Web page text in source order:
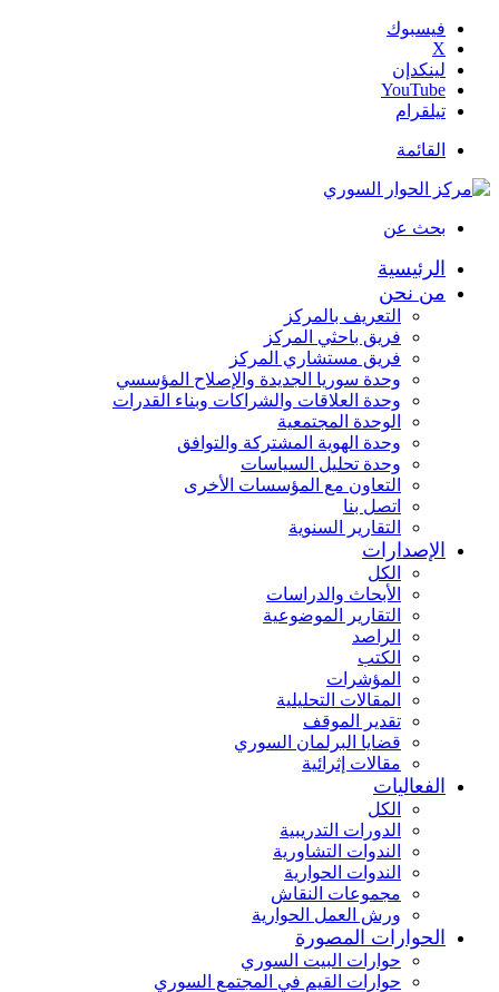
فيسبوك
‫X
لينكدإن
‫YouTube
تيلقرام
القائمة
بحث عن
الرئيسية
من نحن
التعريف بالمركز
فريق باحثي المركز
فريق مستشاري المركز
وحدة سوريا الجديدة والإصلاح المؤسسي
وحدة العلاقات والشراكات وبناء القدرات
الوحدة المجتمعية
وحدة الهوية المشتركة والتوافق
وحدة تحليل السياسات
التعاون مع المؤسسات الأخرى
اتصل بنا
التقارير السنوية
الإصدارات
الكل
الأبحاث والدراسات
التقارير الموضوعية
الراصد
الكتب
المؤشرات
المقالات التحليلية
تقدير الموقف
قضايا البرلمان السوري
مقالات إثرائية
الفعاليات
الكل
الدورات التدريبية
الندوات التشاورية
الندوات الحوارية
مجموعات النقاش
ورش العمل الحوارية
الحوارات المصورة
حوارات البيت السوري
حوارات القيم في المجتمع السوري